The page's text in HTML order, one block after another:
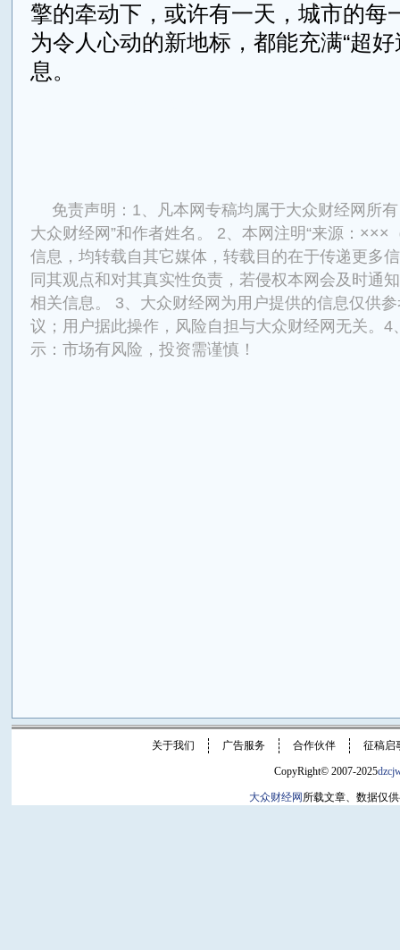
擎的牵动下，或许有一天，城市的每
为令人心动的新地标，都能充满“超好
息。
免责声明：1、凡本网专稿均属于大众财经网所
大众财经网”和作者姓名。 2、本网注明“来源：×××
信息，均转载自其它媒体，转载目的在于传递更多
同其观点和对其真实性负责，若侵权本网会及时通
相关信息。 3、大众财经网为用户提供的信息仅供
议；用户据此操作，风险自担与大众财经网无关。4
示：市场有风险，投资需谨慎！
关于我们 广告服务 合作伙伴 征稿启
CopyRight© 2007-2025
大众财经网 所载文章、数据仅